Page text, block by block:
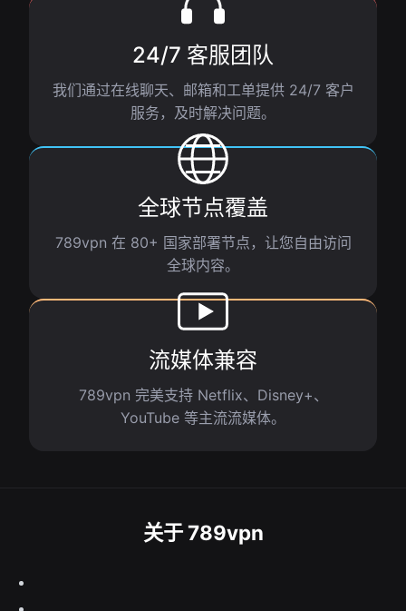
24/7 客服团队
我们通过在线聊天、邮箱和工单提供 24/7 客户
服务，及时解决问题。
全球节点覆盖
789vpn 在 80+ 国家部署节点，让您自由访问
全球内容。
流媒体兼容
789vpn 完美支持 Netflix、Disney+、
YouTube 等主流流媒体。
关于 789vpn